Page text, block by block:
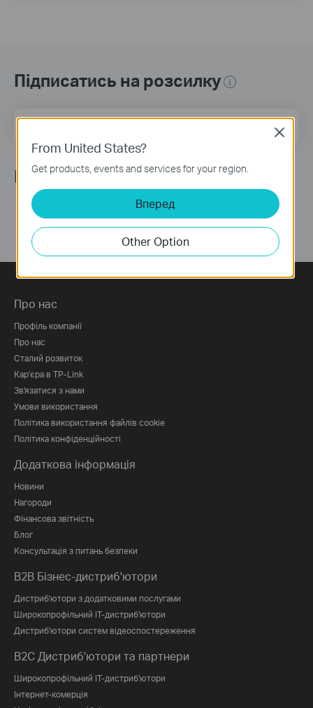
Підписатись на розсилку
Email Address Sign Up
Ми в соцмережах
Про нас
Профіль компанії
Про нас
Сталий розвиток
Кар'єра в TP-Link
Зв'язатися з нами
Умови використання
Політика використання файлів cookie
Політика конфіденційності
Додаткова інформація
Новини
Нагороди
Фінансова звітність
Блог
Консультація з питань безпеки
B2B Бізнес-дистриб'ютори
Дистриб'ютори з додатковими послугами
Широкопрофільний IT-дистриб'ютори
Дистриб'ютори систем відеоспостереження
B2C Дистриб'ютори та партнери
Широкопрофільний IT-дистриб'ютори
Інтернет-комерція
From United States?
Get products, events and services for your region.
Вперед
Other Option
Close